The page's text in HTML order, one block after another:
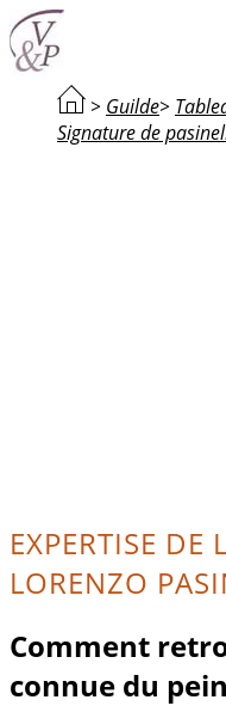
> Guilde>
Signature de
EXPERTISE DE
LORENZO
Comment
connue du